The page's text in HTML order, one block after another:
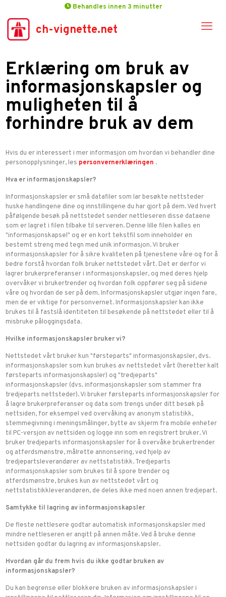
Behandles innen 3 minutter
ch-vignette.net
Erklæring om bruk av
informasjonskapsler og
muligheten til å
forhindre bruk av dem
Hvis du er interessert i mer informasjon om hvordan vi behandler dine
personopplysninger, les personvernerklæringen .
Hva er informasjonskapsler?
Informasjonskapsler er små datafiler som lar besøkte nettsteder
huske handlingene dine og innstillingene du har gjort på dem. Ved hvert
påfølgende besøk på nettstedet sender nettleseren disse dataene
som er lagret i filen tilbake til serveren. Denne lille filen kalles en
"informasjonskapsel" og er en kort tekstfil som inneholder en
bestemt streng med tegn med unik informasjon. Vi bruker
informasjonskapsler for å sikre kvaliteten på tjenestene våre og for å
bedre forstå hvordan folk bruker nettstedet vårt. Det er derfor vi
lagrer brukerpreferanser i informasjonskapsler, og med deres hjelp
overvåker vi brukertrender og hvordan folk oppfører seg på sidene
våre og hvordan de ser på dem. Informasjonskapsler utgjør ingen fare,
men de er viktige for personvernet. Informasjonskapsler kan ikke
brukes til å fastslå identiteten til besøkende på nettstedet eller til å
misbruke påloggingsdata.
Hvilke informasjonskapsler bruker vi?
Nettstedet vårt bruker kun "førsteparts" informasjonskapsler, dvs.
informasjonskapsler som kun brukes av nettstedet vårt (heretter kalt
førsteparts informasjonskapsler) og "tredjeparts"
informasjonskapsler (dvs. informasjonskapsler som stammer fra
tredjeparts nettsteder). Vi bruker førsteparts informasjonskapsler for
å lagre brukerpreferanser og data som trengs under ditt besøk på
nettsiden, for eksempel ved overvåking av anonym statistikk,
stemmegivning i meningsmålinger, bytte av skjerm fra mobile enheter
til PC-versjon av nettsiden og logge inn som en registrert bruker. Vi
bruker tredjeparts informasjonskapsler for å overvåke brukertrender
og atferdsmønstre, målrette annonsering, ved hjelp av
tredjepartsleverandører av nettstatistikk. Tredjeparts
informasjonskapsler som brukes til å spore trender og
atferdsmønstre, brukes kun av nettstedet vårt og
nettstatistikkleverandøren, de deles ikke med noen annen tredjepart.
Samtykke til lagring av informasjonskapsler
De fleste nettlesere godtar automatisk informasjonskapsler med
mindre nettleseren er angitt på annen måte. Ved å bruke denne
nettsiden godtar du lagring av informasjonskapsler.
Hvordan går du frem hvis du ikke godtar bruken av
informasjonskapsler?
Du kan begrense eller blokkere bruken av informasjonskapsler i